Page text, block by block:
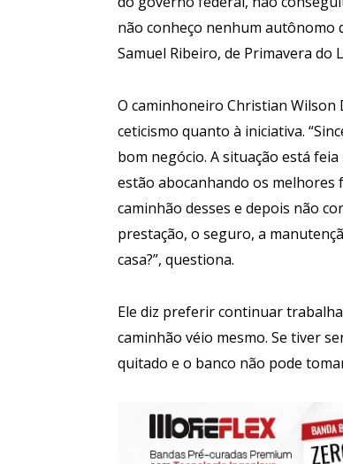
não conheço nenhum autônomo
Samuel Ribeiro, de Primavera do
O caminhoneiro Christian
ceticismo quanto à iniciativa.
bom negócio. A situação está
estão abocanhando os melhores
caminhão desses e depois não
prestação, o seguro, a
casa?”, questiona.
Ele diz preferir continuar
caminhão véio mesmo. Se tiver
quitado e o banco não pode